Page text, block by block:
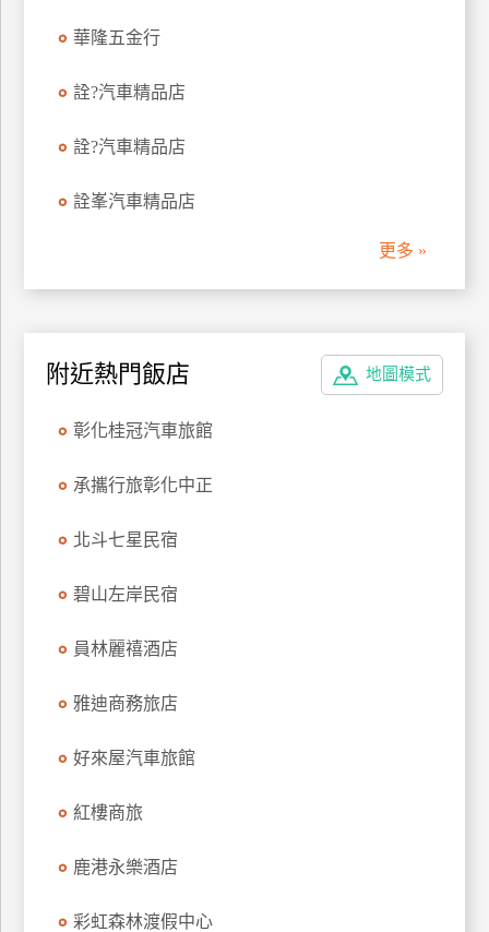
華隆五金行
詮?汽車精品店
詮?汽車精品店
詮峯汽車精品店
更多 »
地圖模式
附近熱門飯店
彰化桂冠汽車旅館
承攜行旅彰化中正
北斗七星民宿
碧山左岸民宿
員林麗禧酒店
雅迪商務旅店
好來屋汽車旅館
紅樓商旅
鹿港永樂酒店
彩虹森林渡假中心